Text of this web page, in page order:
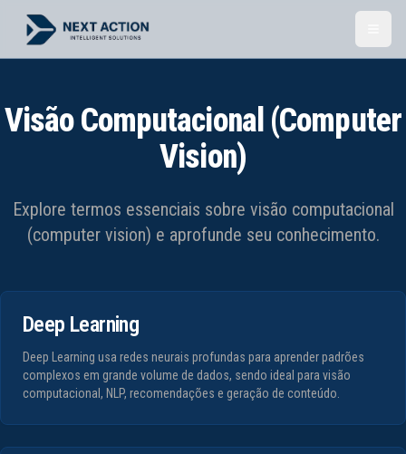
Visão Computacional (Computer
Vision)
Explore termos essenciais sobre visão computacional
(computer vision) e aprofunde seu conhecimento.
Deep Learning
Deep Learning usa redes neurais profundas para aprender padrões
complexos em grande volume de dados, sendo ideal para visão
computacional, NLP, recomendações e geração de conteúdo.